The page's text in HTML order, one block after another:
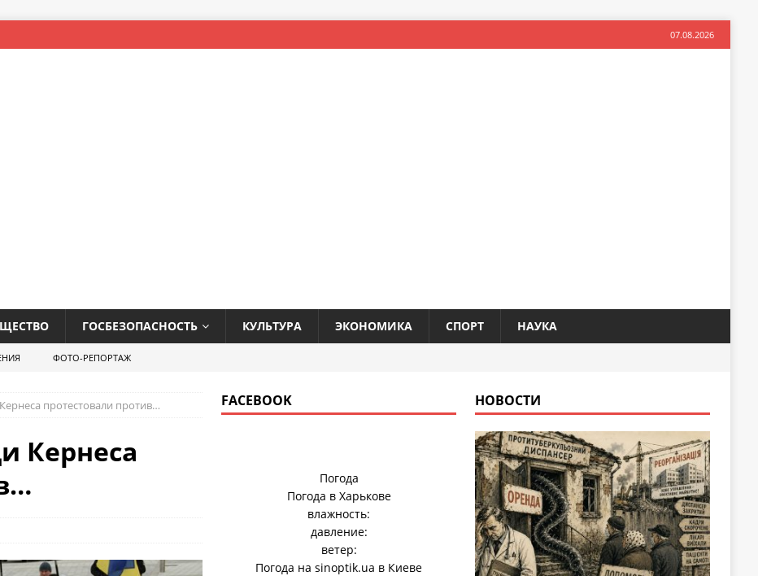
07.08.2026
ГОСБЕЗОПАСНОСТЬ КУЛЬТУРА ЭКОНОМИКА СПОРТ НАУКА
ФОТО-РЕПОРТАЖ
протестовали против…
Кернеса
FACEBOOK
Погода
Погода в Харькове
влажность:
давление:
ветер:
Погода наsinoptik.ua в Киеве
НОВОСТИ